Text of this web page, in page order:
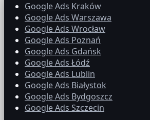
Google Ads Kraków
Google Ads Warszawa
Google Ads Wrocław
Google Ads Poznań
Google Ads Gdańsk
Google Ads Łódź
Google Ads Lublin
Google Ads Białystok
Google Ads Bydgoszcz
Google Ads Szczecin